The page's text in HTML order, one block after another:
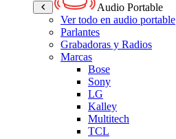
Audio Portable
Ver todo en audio portable
Parlantes
Grabadoras y Radios
Marcas
Bose
Sony
LG
Kalley
Multitech
TCL